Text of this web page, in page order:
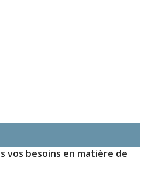
vos besoins en matière de